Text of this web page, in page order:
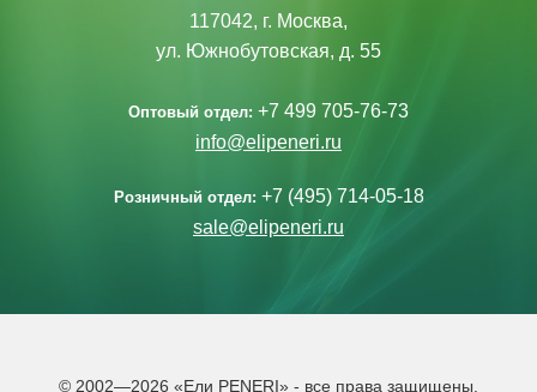
117042, г. Москва,
ул. Южнобутовская, д. 55
Оптовый отдел: +7 499 705-76-73
info@elipeneri.ru
Розничный отдел: +7 (495) 714-05-18
sale@elipeneri.ru
© 2002—2026 «Ели PENERI» - все права защищены.